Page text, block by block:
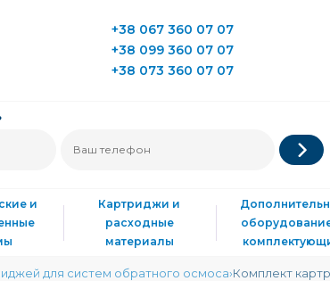
+38 067 360 07 07
+38 099 360 07 07
+38 073 360 07 07
и
Картриджи и
расходные
материалы
для систем обратного осмоса Комплект